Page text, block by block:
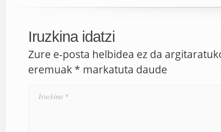
Iruzkina idatzi
Zure e-posta helbidea ez da
eremuak * markatuta daude